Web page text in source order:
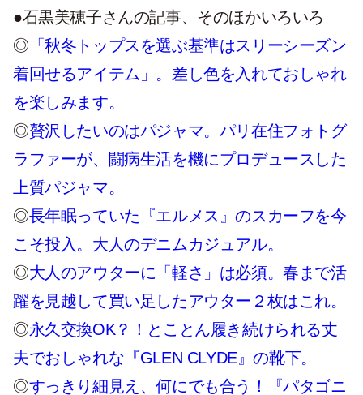
●石黒美穂子さんの記事、そのほかいろいろ
◎ 「秋冬トップスを選ぶ基準はスリーシーズン
着回せるアイテム」。差し色を入れておしゃれ
を楽しみます。
◎贅沢したいのはパジャマ。パリ在住フォトグ
ラファーが、闘病生活を機にプロデュースした
上質パジャマ。
◎長年眠っていた『エルメス』のスカーフを今
こそ投入。大人のデニムカジュアル。
◎大人のアウターに「軽さ」は必須。春まで活
躍を見越して買い足したアウター２枚はこれ。
◎永久交換OK？！とことん履き続けられる丈
夫でおしゃれな『GLEN CLYDE』の靴下。
◎すっきり細見え、何にでも合う！『パタゴニ